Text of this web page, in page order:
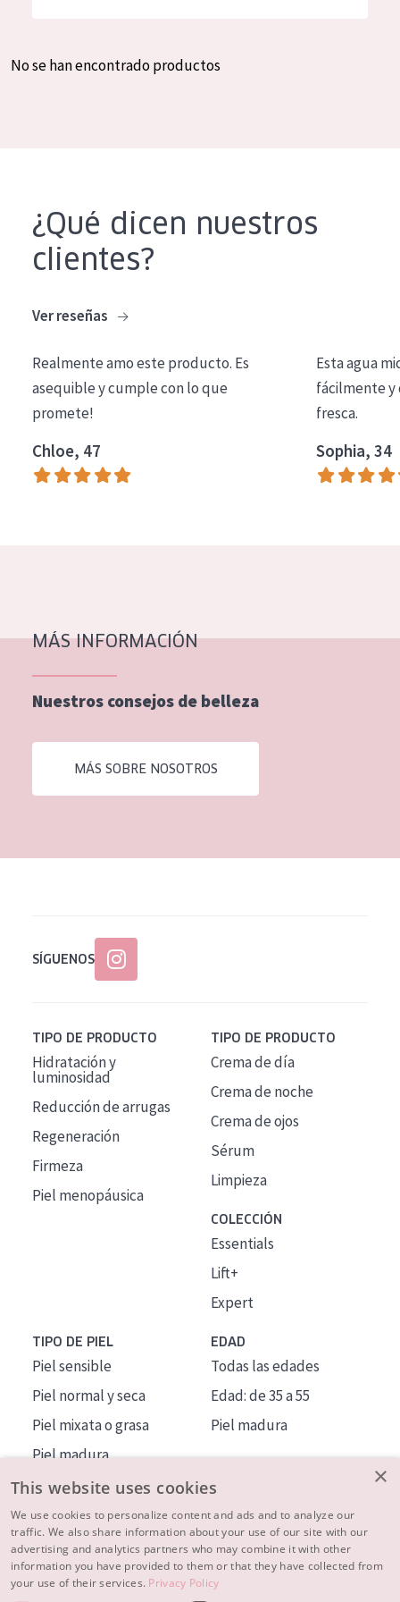
Crema de día
Crema de noche
Limpieza
COLECCIÓN
Essentials
Lift+
Piel normal y seca
Piel mixata o grasa
Piel madura
Piel expuesta al sol
Piel menopáusica
Todas las edades
Spanish
No se han encontrado productos
¿Qué dicen nuestros
clientes?
Ver reseñas
Realmente amo este producto. Es
asequible y cumple con lo que
promete!
Chloe, 47
Esta agua
fácilmente y
fresca.
Sophia, 34
MÁS INFORMACIÓN
Nuestros consejos de belleza
MÁS SOBRE NOSOTROS
SÍGUENOS
TIPO DE PRODUCTO
Hidratación y
luminosidad
Reducción de arrugas
Regeneración
Firmeza
Piel menopáusica
TIPO DE PRODUCTO
Crema de día
Crema de noche
Crema de ojos
Sérum
Limpieza
COLECCIÓN
Essentials
Lift+
Expert
TIPO DE PIEL
Piel sensible
Piel normal y seca
Piel mixata o grasa
Piel madura
Piel expuesta al sol
Piel menopáusica
EDAD
Todas las edades
Edad: de 35 a 55
Piel madura
MÁS SOBRE NOSOTROS
INSPIRACIÓN
×
This website uses cookies
We use cookies to personalize content and ads and to analyze our
traffic. We also share information about your use of our site with our
advertising and analytics partners who may combine it with other
information you have provided to them or that they have collected from
your use of their services. Privacy Policy